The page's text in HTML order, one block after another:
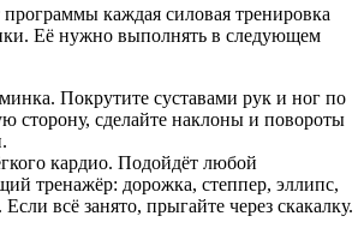
каждая силовая тренировка
Её нужно выполнять в следующем
Покрутите суставами рук и ног по
сторону, сделайте наклоны и повороты
кардио. Подойдёт любой
тренажёр: дорожка, степпер, эллипс,
всё занято, прыгайте через скакалку.